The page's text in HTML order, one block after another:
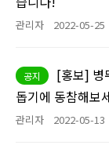
관리자 2022-05-25
공지
[홍보] 병
돕기에 동참해보
관리자 2022-05-13